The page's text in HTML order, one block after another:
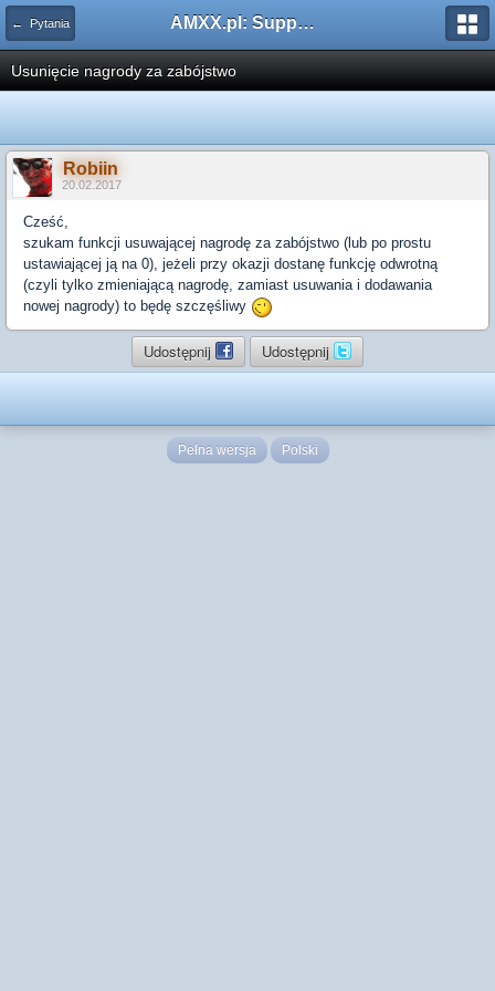
← Pytania AMXX.pl: Support AMX Mod X i SourceMod
Usunięcie nagrody za zabójstwo
Robiin
20.02.2017
Cześć,
szukam funkcji usuwającej nagrodę za zabójstwo (lub po prostu
ustawiającej ją na 0), jeżeli przy okazji dostanę funkcję odwrotną
(czyli tylko zmieniającą nagrodę, zamiast usuwania i dodawania
nowej nagrody) to będę szczęśliwy
Udostępnij Udostępnij
Pełna wersja Polski